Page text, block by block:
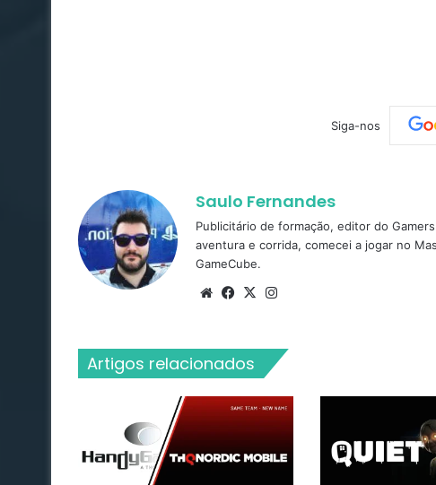
Siga-nos
Saulo Fernandes
Publicitário de formação, editor do
aventura e corrida, comecei a jogar no
GameCube.
WebsiteFacebook
X
Artigos relacionados